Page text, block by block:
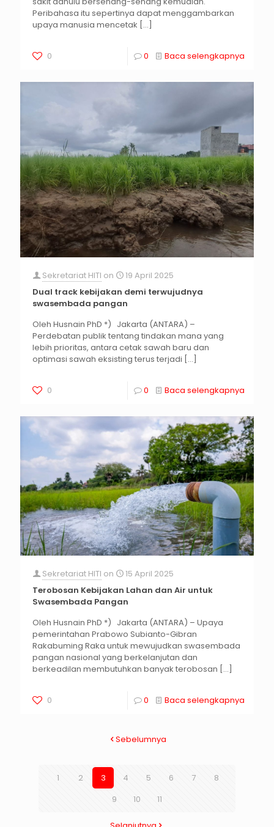
Peribahasa itu sepertinya dapat menggambarkan
upaya manusia mencetak […]
0 0 Baca selengkapnya
Sekretariat HITI on
19 April 2025
Dual track kebijakan demi terwujudnya
swasembada pangan
Oleh Husnain PhD *) Jakarta (ANTARA) –
Perdebatan publik tentang tindakan mana yang
lebih prioritas, antara cetak sawah baru dan
optimasi sawah eksisting terus terjadi […]
0 0 Baca selengkapnya
Sekretariat HITI on
15 April 2025
Terobosan Kebijakan Lahan dan Air untuk
Swasembada Pangan
Oleh Husnain PhD *) Jakarta (ANTARA) – Upaya
pemerintahan Prabowo Subianto-Gibran
Rakabuming Raka untuk mewujudkan swasembada
pangan nasional yang berkelanjutan dan
berkeadilan membutuhkan banyak terobosan […]
0 0 Baca selengkapnya
Sebelumnya
1 2 3 4 5 6 7
8
9
10 11